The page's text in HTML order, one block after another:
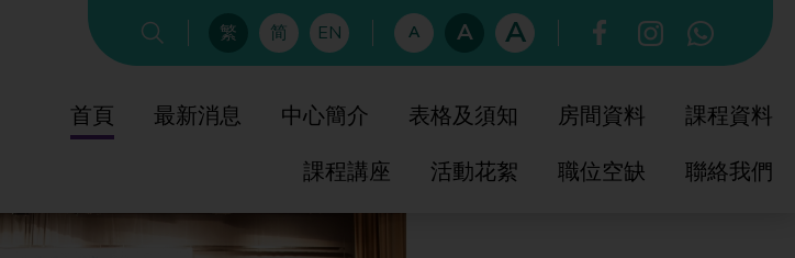
繁 简 EN A A A
首頁 最新消息 中心簡介
綜合教育中心簡介
童軍知友社簡史
表格及須知 房間資料
課程資料
課程講座
活動花絮 職位空缺 聯絡我們